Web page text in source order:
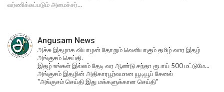
வர்ணிக்கப்படும் அமைச்சர்…
Angusam News
அச்சு இதழாக வியாழன் தோறும் வெளியாகும் தமிழ் வார இதழ்
அங்குசம் செய்தி.
இதழ் உங்கள் இல்லம் தேடி வர ஆண்டு சந்தா ரூபாய் 500 மட்டுமே...
அங்குசம் இதழின் அதிகாரபூர்வமான யூடியூப் சேனல்
"அங்குசம் செய்தி இது மக்களுக்கான செய்தி"